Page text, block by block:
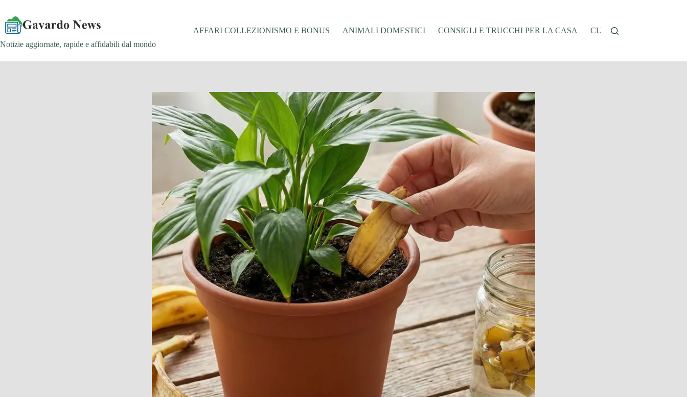
contenuto
Notizie aggiornate, rapide e affidabili dal mondo
AFFARI COLLEZIONISMO E BONUS ANIMALI DOMESTICI CONSIGLI E TRUCCHI PER LA CASA CUCINA E RICETTE